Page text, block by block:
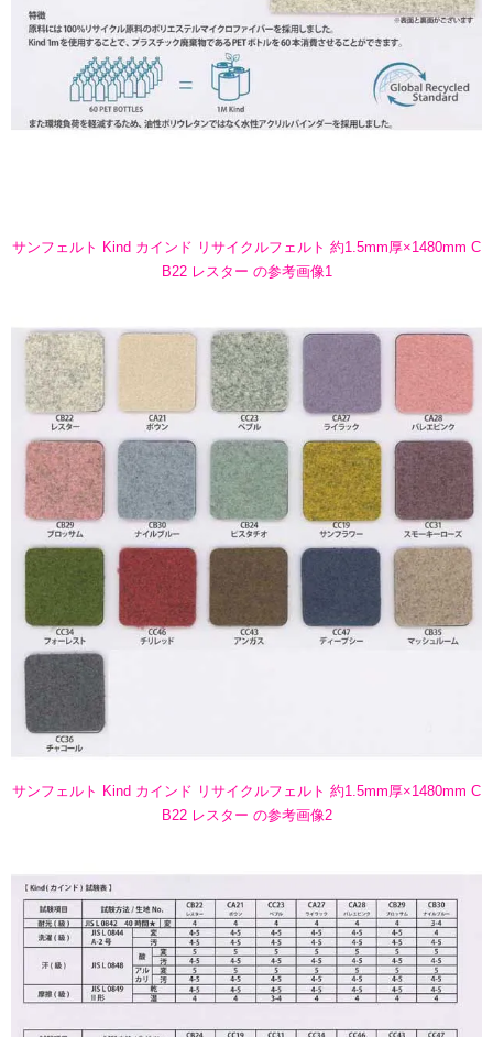
サンフェルト Kind カインド リサイクルフェルト 約1.5mm厚×1480mm C
B22 レスター の参考画像1
サンフェルト Kind カインド リサイクルフェルト 約1.5mm厚×1480mm C
B22 レスター の参考画像2